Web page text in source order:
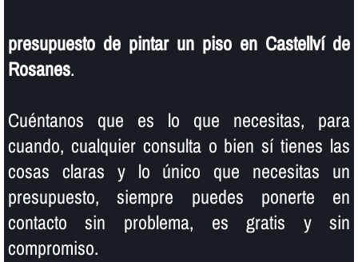
presupuesto de pintar un piso en Castellví de
Rosanes.
Cuéntanos que es lo que necesitas, para
cuando, cualquier consulta o bien sí­ tienes las
cosas claras y lo único que necesitas un
presupuesto, siempre puedes ponerte en
contacto sin problema, es gratis y sin
compromiso.